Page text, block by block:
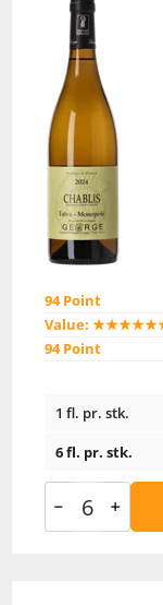
94 Point
Value:
94 Point
1 fl. pr. stk.
6 fl. pr. stk.